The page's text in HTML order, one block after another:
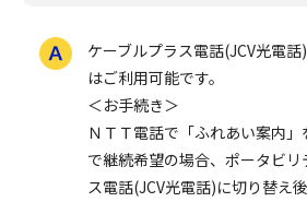
ケーブルプラス電話(JCV光電話
はご利用可能です。
＜お手続き＞
ＮＴＴ電話で「ふれあい案内
で継続希望の場合、ポータビリ
ス電話(JCV光電話)に切り替え